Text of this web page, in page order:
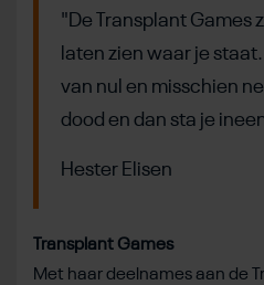
"De Transplant Games
laten zien waar je
van nul en misschien
dood en dan sta je
Hester Elisen
Transplant Games
Met haar deelnames aan de